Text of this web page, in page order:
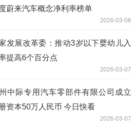
蔚来汽车概念净利率榜单
2026-03-08
发展改革委：推动3岁以下婴幼儿入
提高6个百分点
2026-03-07
中际专用汽车零部件有限公司成立
资本50万人民币 今日快看
2026-03-07